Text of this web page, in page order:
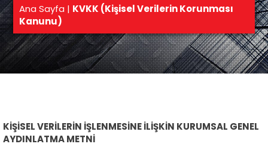
Haberler
Referanslar
Videolar
İletişim
Ana Sayfa | KVKK (Kişisel Verilerin Korunması
Kanunu)
KİŞİSEL VERİLERİN İŞLENMESİNE İLİŞKİN KURUMSAL GENEL
AYDINLATMA METNİ